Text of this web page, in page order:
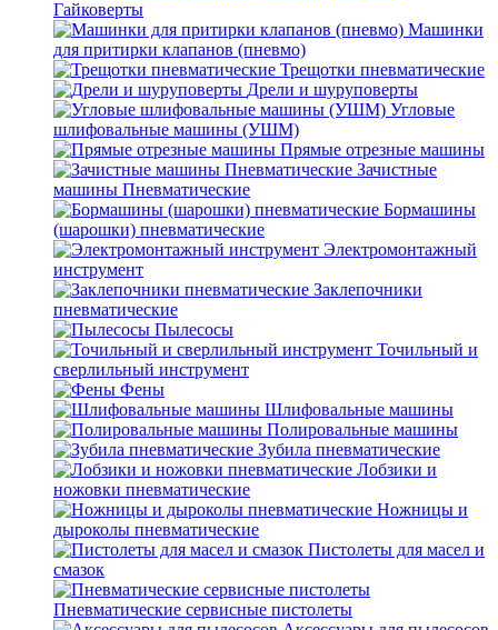
Гайковерты
Машинки
для притирки клапанов (пневмо)
Трещотки пневматические
Дрели и шуруповерты
Угловые
шлифовальные машины (УШМ)
Прямые отрезные машины
Зачистные
машины Пневматические
Бормашины
(шарошки) пневматические
Электромонтажный
инструмент
Заклепочники
пневматические
Пылесосы
Точильный и
сверлильный инструмент
Фены
Шлифовальные машины
Полировальные машины
Зубила пневматические
Лобзики и
ножовки пневматические
Ножницы и
дыроколы пневматические
Пистолеты для масел и
смазок
Пневматические сервисные пистолеты